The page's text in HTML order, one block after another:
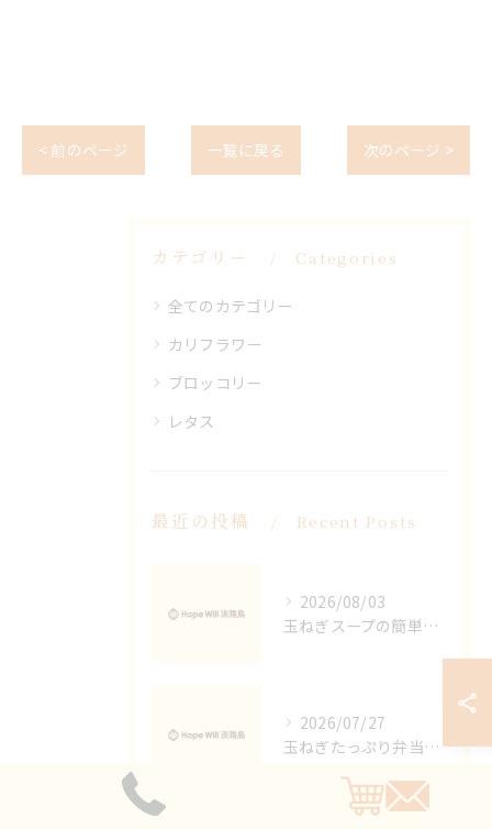
< 前のページ 一覧に戻る 次のページ >
カテゴリー Categories
全てのカテゴリー
カリフラワー
ブロッコリー
レタス
最近の投稿 Recent Posts
2026/08/03
玉ねぎスープの簡単時短レシピと甘みを引き出すコツを徹底比較
2026/07/27
玉ねぎたっぷり弁当で楽しむ兵庫県南あわじ市洲本市の味と魅力を徹底ガイド